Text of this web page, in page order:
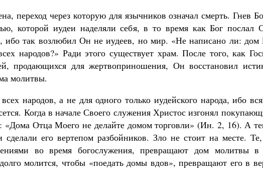
переход через которую для язычников означал смерть. Гнев
которой иудеи наделяли себя, в то время как Бог послал
ибо так возлюбил Он не иудеев, но мир. «Не написано ли:
народов?» Ради этого существует храм. После того, как
продающихся для жертвоприношения, Он восстановил
молитвы.
народов, а не для одного только иудейского народа, ибо
Когда в начале Своего служения Христос изгонял
Отца Моего не делайте домом торговли» (Ин. 2, 16). А
его вертепом разбойников. Зло не стоит на месте.
во время богослужения, превращают дом молитвы
молится, чтобы «поедать домы вдов», превращают его в